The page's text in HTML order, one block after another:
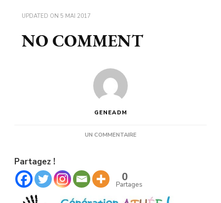
UPDATED ON 5 MAI 2017
NO COMMENT
GENEADM
UN COMMENTAIRESUR
Partagez !
0
Partages